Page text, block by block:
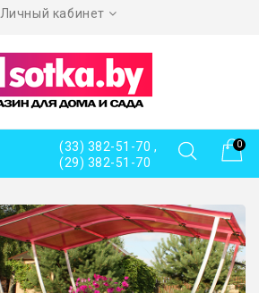
Личный кабинет
0
(33) 382-51-70 ,
(29) 382-51-70